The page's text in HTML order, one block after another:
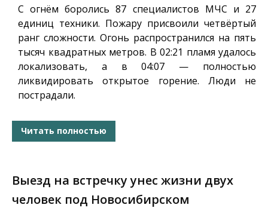
С огнём боролись 87 специалистов МЧС и 27
единиц техники. Пожару присвоили четвёртый
ранг сложности. Огонь распространился на пять
тысяч квадратных метров. В 02:21 пламя удалось
локализовать, а в 04:07 — полностью
ликвидировать открытое горение. Люди не
пострадали.
Читать полностью
Выезд на встречку унес жизни двух
человек под Новосибирском